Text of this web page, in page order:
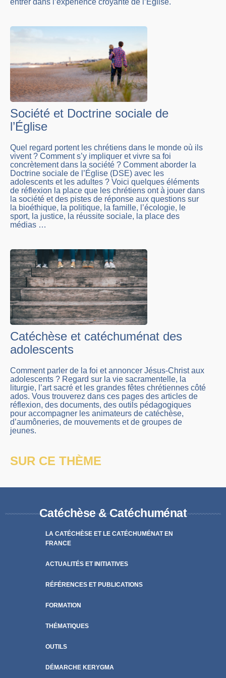
entrer dans l’expérience croyante de l’Eglise.
Société et Doctrine sociale de
l’Église
Quel regard portent les chrétiens dans le monde où ils
vivent ? Comment s’y impliquer et vivre sa foi
concrètement dans la société ? Comment aborder la
Doctrine sociale de l’Église (DSE) avec les
adolescents et les adultes ? Voici quelques éléments
de réflexion la place que les chrétiens ont à jouer dans
la société et des pistes de réponse aux questions sur
la bioéthique, la politique, la famille, l’écologie, le
sport, la justice, la réussite sociale, la place des
médias …
Catéchèse et catéchuménat des
adolescents
Comment parler de la foi et annoncer Jésus-Christ aux
adolescents ? Regard sur la vie sacramentelle, la
liturgie, l’art sacré et les grandes fêtes chrétiennes côté
ados. Vous trouverez dans ces pages des articles de
réflexion, des documents, des outils pédagogiques
pour accompagner les animateurs de catéchèse,
d’aumôneries, de mouvements et de groupes de
jeunes.
SUR CE THÈME
Catéchèse & Catéchuménat
LA CATÉCHÈSE ET LE CATÉCHUMÉNAT EN
FRANCE
ACTUALITÉS ET INITIATIVES
RÉFÉRENCES ET PUBLICATIONS
FORMATION
THÉMATIQUES
OUTILS
DÉMARCHE KERYGMA